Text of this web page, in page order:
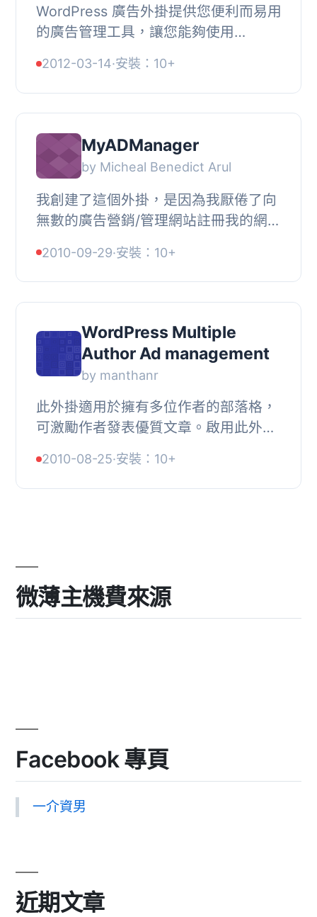
WordPress 廣告外掛提供您便利而易用
的廣告管理工具，讓您能夠使用
WordPress 廣告外掛與 Orbit Open Ad
Server 系統共同...
2012-03-14·安裝：10+
MyADManager
by Micheal Benedict Arul
我創建了這個外掛，是因為我厭倦了向
無數的廣告營銷/管理網站註冊我的網
錢。我注意到了很多這樣的網站，它們
“聲稱可以幫助...
2010-09-29·安裝：10+
WordPress Multiple
Author Ad management
by manthanr
此外掛適用於擁有多位作者的部落格，
可激勵作者發表優質文章。啟用此外掛
示的廣告。作者利用部落格管理員預留
的廣告空間...
2010-08-25·安裝：10+
微薄主機費來源
Facebook 專頁
一介資男
近期文章